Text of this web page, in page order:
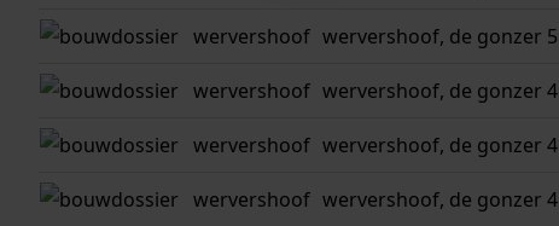
wervershoof wervershoof, de gonzer 5
wervershoof wervershoof, de gonzer 4
wervershoof wervershoof, de gonzer 4
wervershoof wervershoof, de gonzer 4